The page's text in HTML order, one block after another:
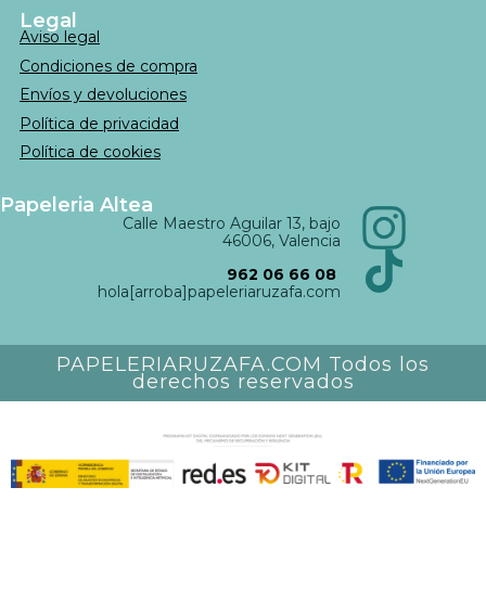
Legal
Aviso legal
Condiciones de compra
Envíos y devoluciones
Política de privacidad
Política de cookies
Papeleria Altea
Calle Maestro Aguilar 13, bajo
46006, Valencia
962 06 66 08
hola[arroba]papeleriaruzafa.com
PAPELERIARUZAFA.COM Todos los
derechos reservados